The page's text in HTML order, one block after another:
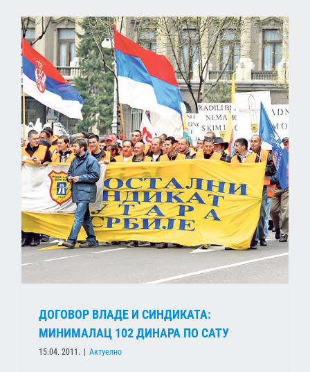
ДОГОВОР ВЛАДЕ И СИНДИКАТА:
МИНИМАЛАЦ 102 ДИНАРА ПО САТУ
15.04. 2011. Актуелно